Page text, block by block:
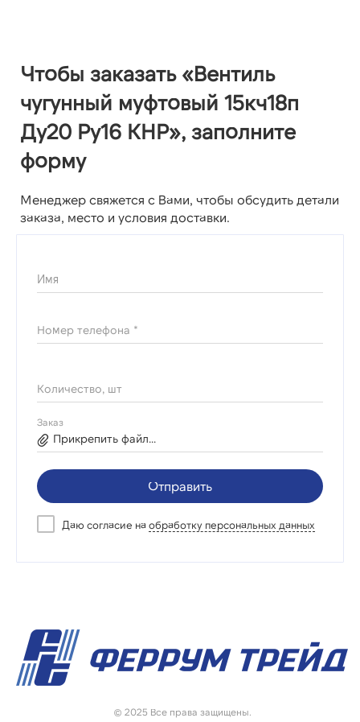
Чтобы заказать «Вентиль
чугунный муфтовый 15кч18п
Ду20 Ру16 КНР», заполните
форму
Менеджер свяжется с Вами, чтобы обсудить детали
заказа, место и условия доставки.
Имя
Номер телефона *
Количество, шт
Заказ
Прикрепить файл...
Отправить
Даю согласие на обработку персональных данных
© 2025 Все права защищены.